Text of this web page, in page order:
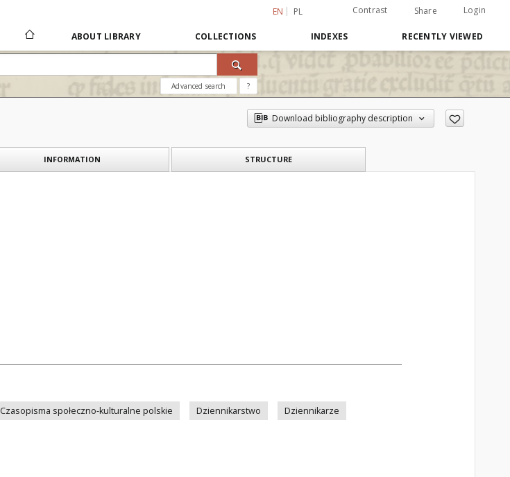
EN PL Contrast Share Login
ABOUT LIBRARY COLLECTIONS INDEXES RECENTLY VIEWED
Advanced search ?
Download bibliography description
INFORMATION STRUCTURE
Czasopisma społeczno-kulturalne polskie Dziennikarstwo Dziennikarze